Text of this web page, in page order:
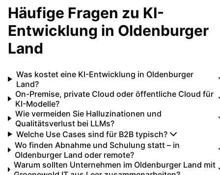
Häufige Fragen zu KI-
Entwicklung in Oldenburger
Land
Was kostet eine KI-Entwicklung in Oldenburger
Land?
On-Premise, private Cloud oder öffentliche Cloud für
KI-Modelle?
Wie vermeiden Sie Halluzinationen und
Qualitätsverlust bei LLMs?
Welche Use Cases sind für B2B typisch?
Wo finden Abnahme und Schulung statt – in
Oldenburger Land oder remote?
Warum sollten Unternehmen im Oldenburger Land mit